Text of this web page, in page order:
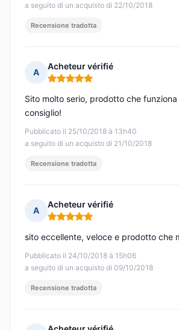
a seguito di un acquisto di 22/10/2018
Recensione tradotta
A
Acheteur vérifié
Nota: 5 su 5
Pubblicato il 25/10/2018 à 13h40
a seguito di un acquisto di 21/10/2018
Sito molto serio, prodotto che
consiglio!
Recensione tradotta
A
Acheteur vérifié
Nota: 5 su 5
Pubblicato il 24/10/2018 à 15h06
a seguito di un acquisto di 09/10/2018
sito eccellente, veloce e prodotto che
Recensione tradotta